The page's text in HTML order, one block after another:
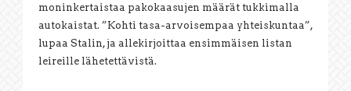
moninkertaistaa pakokaasujen määrät tukkimalla
autokaistat. ”Kohti tasa-arvoisempaa yhteiskuntaa”,
lupaa Stalin, ja allekirjoittaa ensimmäisen listan
leireille lähetettävistä.